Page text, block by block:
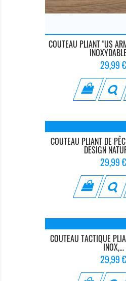
COUTEAU PLIANT "US
Prix
29,99 €
COUTEAU PLIANT DE
DESIGN
Prix
29,99 €
COUTEAU TACTIQUE
INOX,...
Prix
29,99 €